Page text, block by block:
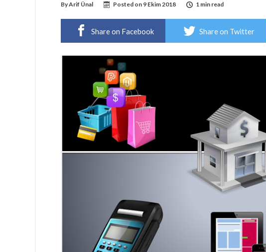
ByArif Ünal Posted on 9 Ekim 2018 1 min read
Share on Facebook Share on Twitter